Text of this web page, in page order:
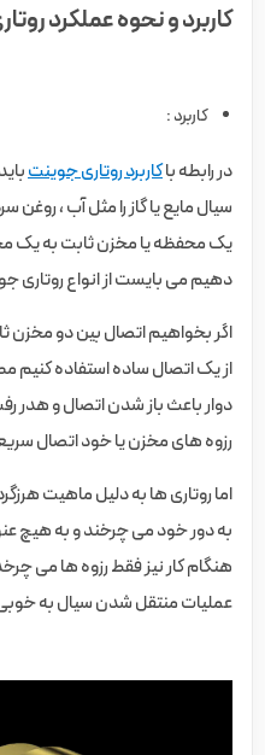
کاربرد و نحوه عملکرد
کاربرد :
در رابطه باکاربرد روتاری جوینت
سیال مایع یا گاز را مثل آب ، روغن
یک محفظه یا مخزن ثابت به یک
دهیم می بایست از انواع روتاری
اگر بخواهیم اتصال بین دو مخزن
از یک اتصال ساده استفاده کنیم
دوار باعث باز شدن اتصال و
رزوه های مخزن یا خود اتصال
اما روتاری ها به دلیل ماهیت
به دور خود می چرخند و به هیچ
هنگام کار نیز فقط رزوه ها می
عملیات منتقل شدن سیال به